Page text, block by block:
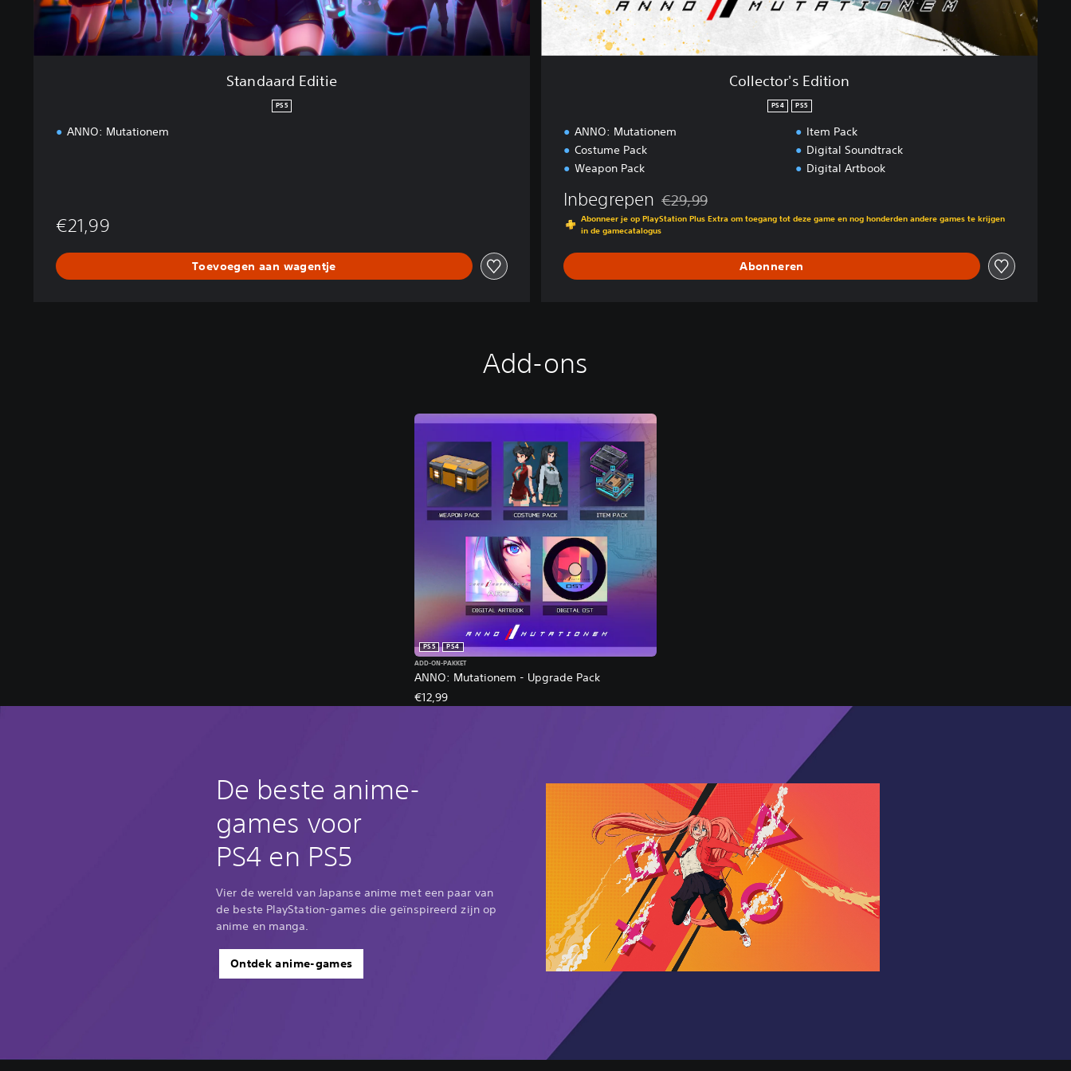
Standaard Editie
PS5
ANNO: Mutationem
€21,99
Toevoegen aan wagentje
o
Collector's Edition
PS4 PS5
ANNO: Mutationem
Costume Pack
Weapon Pack
Item Pack
Digital Soundtrack
Digital Artbook
Inbegrepen Korting ten opzichte van de oorspronkelijke prijs van €29,99
€29,99
Abonneer je op PlayStation Plus Extra om toegang tot deze game en nog honderden andere games te krijgen
in de gamecatalogus
Abonneren
Add-ons
ANNO: Mutationem - Upgrade Pack
PS5
PS4
ADD-ON-PAKKET
€12,99
De beste anime-
games voor
PS4 en PS5
Vier de wereld van Japanse anime met een paar van
de beste PlayStation-games die geïnspireerd zijn op
anime en manga.
Ontdek anime-games